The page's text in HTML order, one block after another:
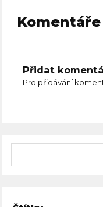
Komentáře
Přidat
Pro přidávání